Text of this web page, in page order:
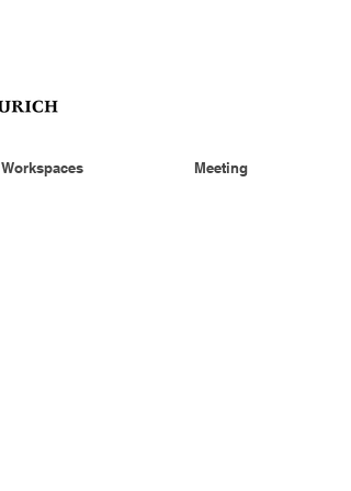
Workspaces Meeting